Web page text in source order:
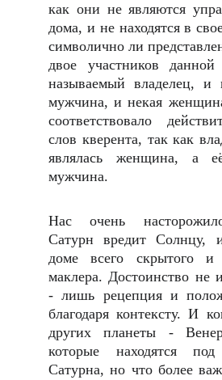
как они не являются
дома, и не находятся в
символично ли
двое участников
называемый владелец, и
мужчина, и некая
соответствовало
слов кверента, так как
являлась женщина, а
мужчина.
Нас очень
Сатурн вредит Солнцу,
доме всего скрытого и
маклера. Достоинство не
- лишь рецепция и
благодаря контексту. И
других планеты -
которые находятся под
Сатурна, но что более